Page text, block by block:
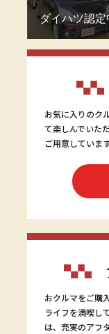
ダイハツ認定
お気に入りのク
て楽しんでいた
ご用意しています
おクルマをご購
ライフを満喫し
は、充実のアフ